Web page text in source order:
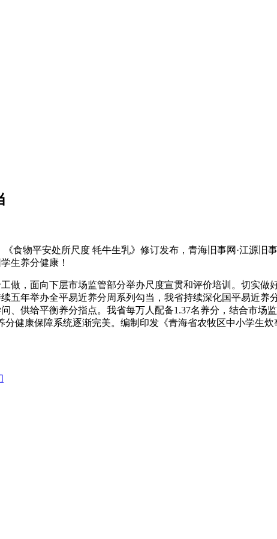
物平安处所尺度 牦牛生乳》修订发布，青海旧事网·江源旧
生养分健康！
，面向下层市场监管部分举办尺度宣贯和评价培训。切实做
五年举办全平易近养分周系列勾当，我省持续深化国平易近
、供给平衡养分指点。我省每万人配备1.37名养分，结合市场
分健康保障系统逐渐完美。编制印发《青海省农牧区中小学生